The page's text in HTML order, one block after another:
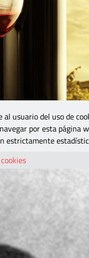
al usuario del uso de
por esta página
estrictamente